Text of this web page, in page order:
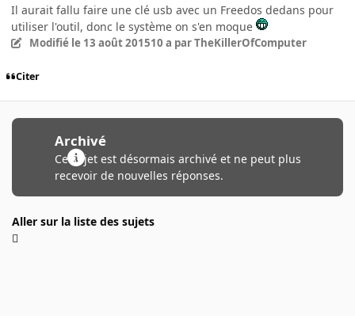
Il aurait fallu faire une clé usb avec un Freedos dedans pour
utiliser l'outil, donc le système on s'en moque
Modifié le 13 août 201510 a par TheKillerOfComputer
Citer
Archivé
Ce sujet est désormais archivé et ne peut plus
recevoir de nouvelles réponses.
Aller sur la liste des sujets